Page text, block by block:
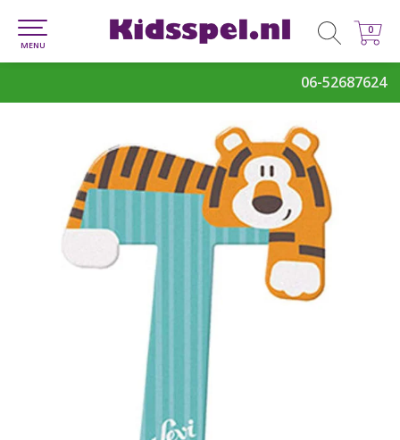
06-52687624
0
0
MENU